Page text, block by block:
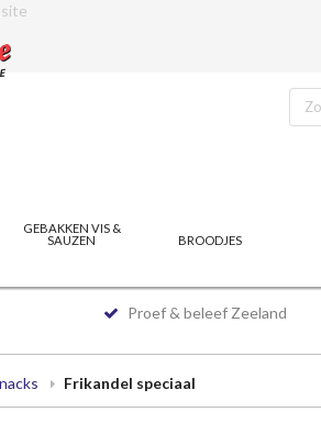
GEBAKKEN VIS &
SAUZEN
BROODJES
Proef & beleef Zeeland
Frikandel speciaal